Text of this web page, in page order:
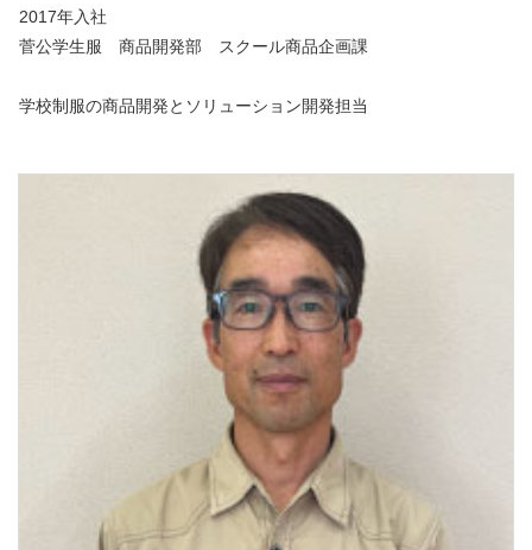
2017年入社
菅公学生服 商品開発部 スクール商品企画課
学校制服の商品開発とソリューション開発担当